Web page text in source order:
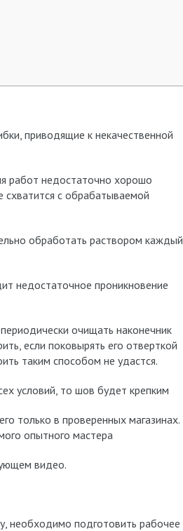
приводящие к некачественной
работ недостаточно хорошо
схватится с обрабатываемой
обработать раствором каждый
недостаточное проникновение
очищать наконечник
если поковырять его отверткой
таким способом не удастся.
условий, то шов будет крепким
только в проверенных магазинах.
опытного мастера
видео.
необходимо подготовить рабочее